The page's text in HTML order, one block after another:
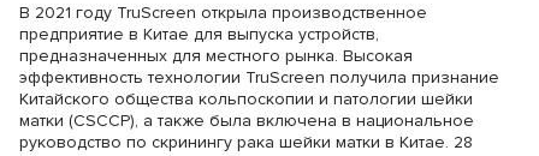
В 2021 году TruScreen открыла производственное
предприятие в Китае для выпуска устройств,
предназначенных для местного рынка. Высокая
эффективность технологии TruScreen получила признание
Китайского общества кольпоскопии и патологии шейки
матки (CSCCP), а также была включена в национальное
руководство по скринингу рака шейки матки в Китае. 28